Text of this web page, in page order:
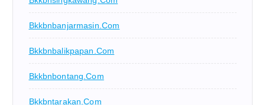
Bkkbnbanjarmasin.com
Bkkbnbalikpapan.com
Bkkbnbontang.com
Bkkbntarakan.com